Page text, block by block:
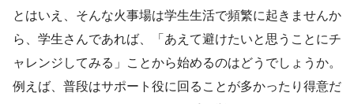
とはいえ、そんな火事場は学生生活で頻繁に起きませんか
ら、 学生さんであれば、「あえて避けたいと思うことにチ
ャレンジしてみる」
ことから始めるのはどうでしょうか。
例えば、普段はサポート役に回ることが多かったり得意だ